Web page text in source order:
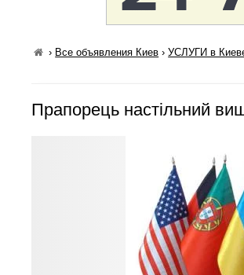
› Все объявления Киев ›УСЛУГИ в
Прапорець настільний